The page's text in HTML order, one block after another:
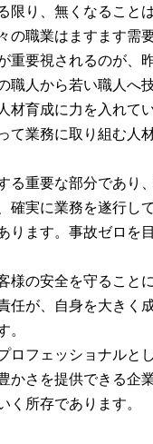
限り、無くなること
の職業はますます需
重要視されるのが、
職人から若い職人へ
材育成に力を入れて
て業務に取り組む人
る重要な部分であり
確実に業務を遂行し
ります。事故ゼロを
様の安全を守ること
任が、自身を大きく
。
ロフェッショナルと
かさを提供できる企
く所存であります。